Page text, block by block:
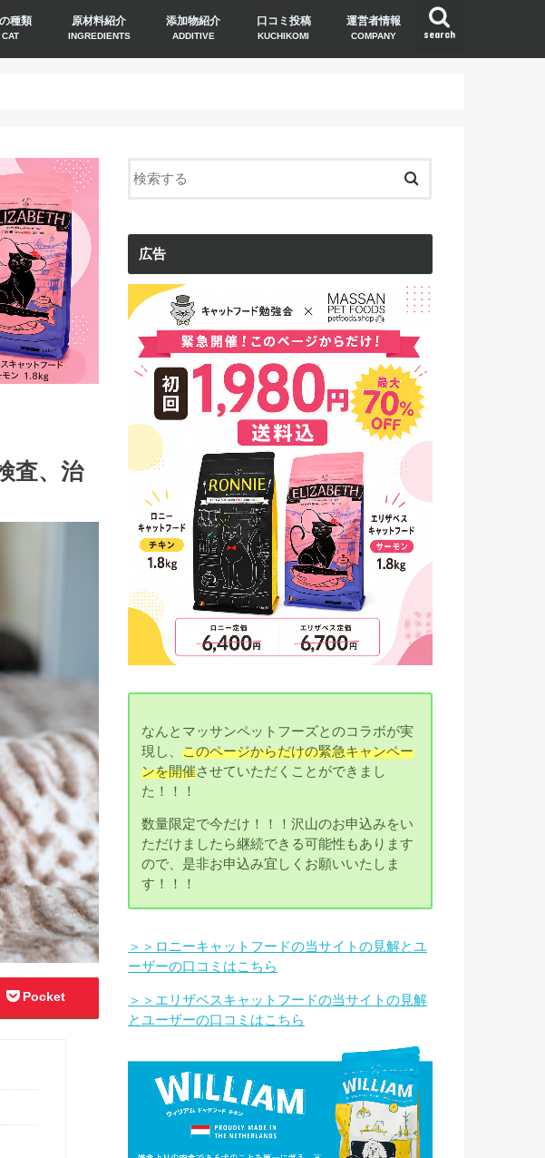
search
種類
CAT
原材料紹介
INGREDIENTS
添加物紹介
ADDITIVE
口コミ投稿
KUCHIKOMI
運営者情報
COMPANY
査、治
Pocket
広告
なんとマッサンペットフーズとのコラボが実
現し、このページからだけの緊急キャンペー
ンを開催させていただくことができまし
た！！！
数量限定で今だけ！！！沢山のお申込みをい
ただけましたら継続できる可能性もあります
ので、是非お申込み宜しくお願いいたしま
す！！！
＞＞ロニーキャットフードの当サイトの見解とユ
ーザーの口コミはこちら
＞＞エリザベスキャットフードの当サイトの見解
とユーザーの口コミはこちら